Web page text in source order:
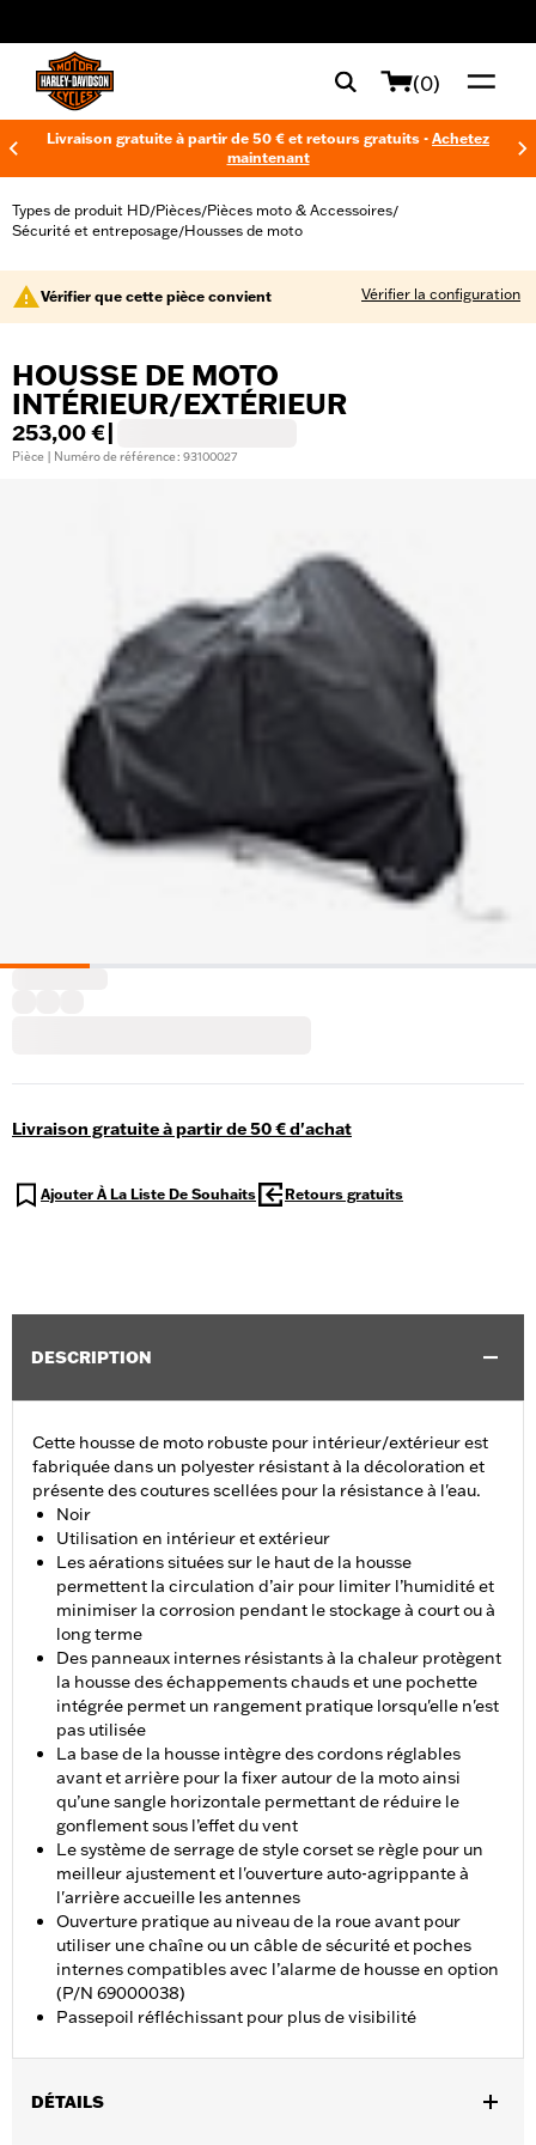
(0)
Livraison gratuite à partir de 50 € et retours gratuits - Achetez
maintenant
Types de produit HD/Pièces/Pièces moto & Accessoires/
Sécurité et entreposage/Housses de moto
Vérifier que cette pièce convient Vérifier la configuration
HOUSSE DE MOTO
INTÉRIEUR/EXTÉRIEUR
253,00 €
Pièce | Numéro de référence : 93100027
Livraison gratuite à partir de 50 € d'achat
Ajouter À La Liste De Souhaits Retours gratuits
DESCRIPTION
Cette housse de moto robuste pour intérieur/extérieur est
fabriquée dans un polyester résistant à la décoloration et
présente des coutures scellées pour la résistance à l'eau.
Noir
Utilisation en intérieur et extérieur
Les aérations situées sur le haut de la housse
permettent la circulation d’air pour limiter l’humidité et
minimiser la corrosion pendant le stockage à court ou à
long terme
Des panneaux internes résistants à la chaleur protègent
la housse des échappements chauds et une pochette
intégrée permet un rangement pratique lorsqu'elle n'est
pas utilisée
La base de la housse intègre des cordons réglables
avant et arrière pour la fixer autour de la moto ainsi
qu’une sangle horizontale permettant de réduire le
gonflement sous l’effet du vent
Le système de serrage de style corset se règle pour un
meilleur ajustement et l'ouverture auto-agrippante à
l'arrière accueille les antennes
Ouverture pratique au niveau de la roue avant pour
utiliser une chaîne ou un câble de sécurité et poches
internes compatibles avec l’alarme de housse en option
(P/N 69000038)
Passepoil réfléchissant pour plus de visibilité
DÉTAILS